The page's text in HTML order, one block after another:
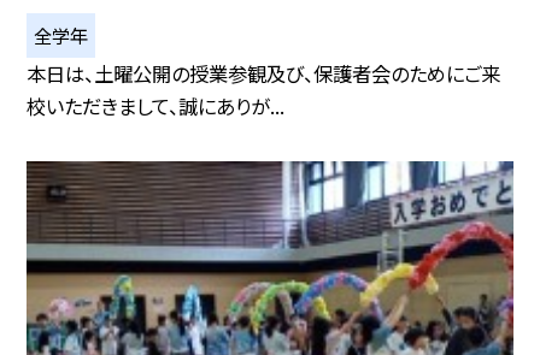
全学年
本日は、土曜公開の授業参観及び、保護者会のためにご来
校いただきまして、誠にありが...